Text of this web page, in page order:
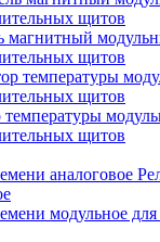
магнитный
щитов
температуры
щитов